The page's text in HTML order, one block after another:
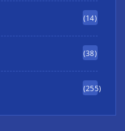
(14)
(38)
(255)